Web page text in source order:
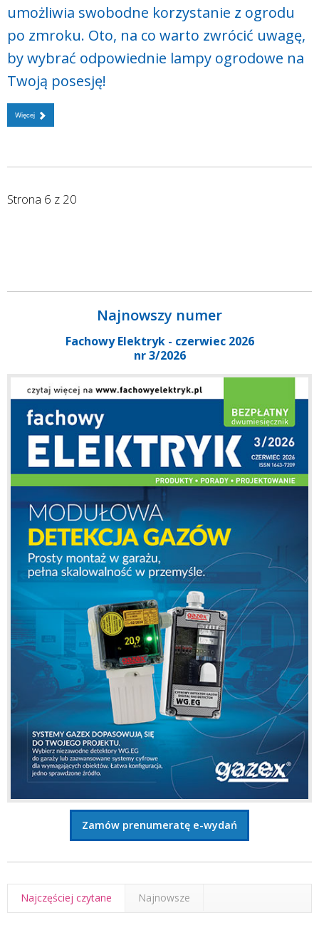
umożliwia swobodne korzystanie z ogrodu
po zmroku. Oto, na co warto zwrócić uwagę,
by wybrać odpowiednie lampy ogrodowe na
Twoją posesję!
Więcej
Strona 6 z 20
Najnowszy numer
Fachowy Elektryk - czerwiec 2026
nr 3/2026
Zamów prenumeratę e-wydań
Najczęściej czytane Najnowsze